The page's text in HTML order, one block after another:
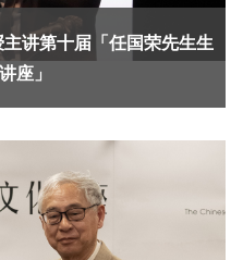
讲第十届「任国荣先生生
座」